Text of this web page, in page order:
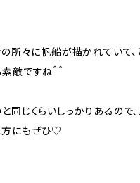
の所々に帆船が描かれていて
敵ですね＾＾
同じくらいしっかりあるので、
方にもぜひ♡